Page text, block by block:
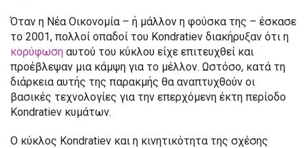
Όταν η Νέα Οικονομία – ή μάλλον η φούσκα της – έσκασε
το 2001, πολλοί οπαδοί του Kondratiev διακήρυξαν ότι η
κορύφωση αυτού του κύκλου είχε επιτευχθεί και
προέβλεψαν μια κάμψη για το μέλλον. Ωστόσο, κατά τη
διάρκεια αυτής της παρακμής θα αναπτυχθούν οι
βασικές τεχνολογίες για την επερχόμενη έκτη περίοδο
Kondratiev κυμάτων.
Ο κύκλος Kondratiev και η κινητικότητα της σχέσης